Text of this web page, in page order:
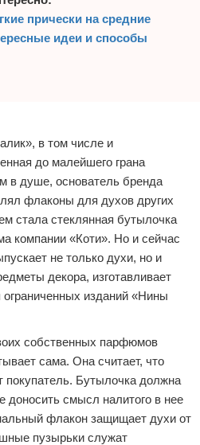
прически на средние
идеи и способы
в том числе и
до малейшего грана
в душе, основатель бренда
флаконы для духов других
стала стеклянная бутылочка
компании «Коти». Но и сейчас
не только духи, но и
декора, изготавливает
изданий «Нины
собственных парфюмов
сама. Она считает, что
покупатель. Бутылочка должна
доносить смысл налитого в нее
флакон защищает духи от
пузырьки служат